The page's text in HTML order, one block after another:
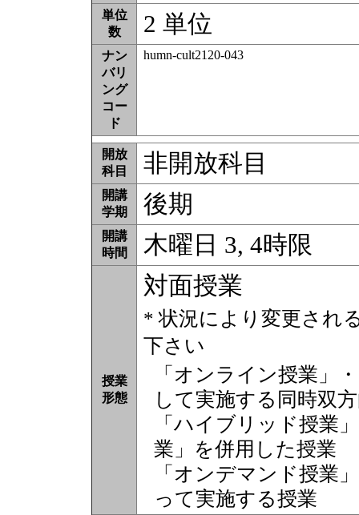
単位
数
2 単位
ナン
バリ
ング
コー
ド
humn-cult2120-043
開放
科目
非開放科目
開講
学期
後期
開講
時間
木曜日 3, 4時限
授業
形態
対面授業
* 状況により変更され
下さい
「オンライン授業」
して実施する同時双
「ハイブリッド授業
業」を併用した授業
「オンデマンド授業
って実施する授業